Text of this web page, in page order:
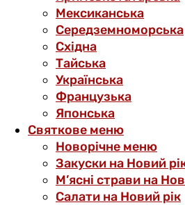
Мексиканська
Середземноморська
Східна
Тайська
Українська
Французька
Японська
Святкове меню
Новорічне меню
Закуски на Новий
М’ясні страви на
Салати на Новий рік